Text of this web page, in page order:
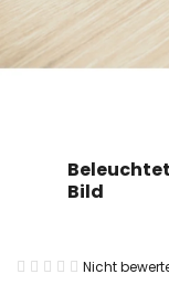
Bild
Die
Nicht